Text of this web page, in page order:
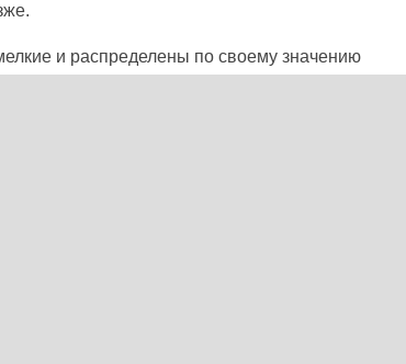
и распределены по своему значению